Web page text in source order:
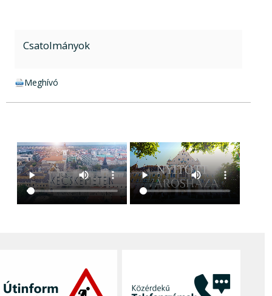
Csatolmányok
docx csatolmány:
Meghívó